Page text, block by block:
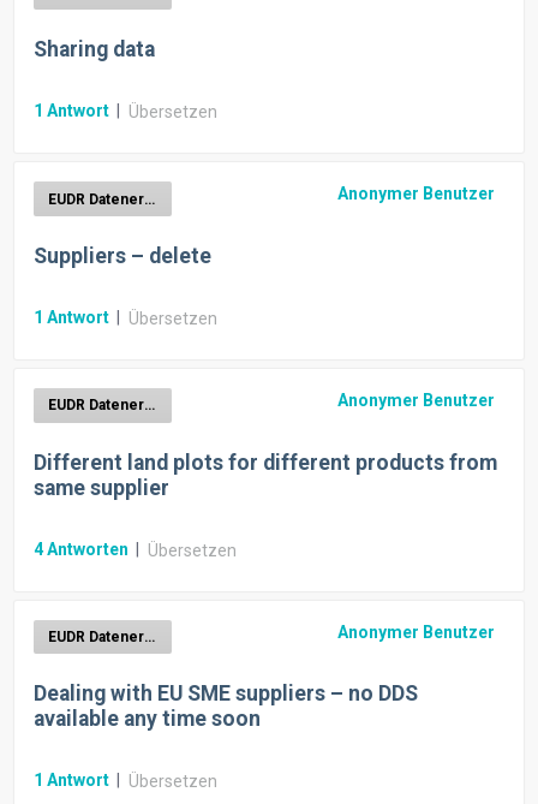
Sharing data
1 Antwort Übersetzen
EUDR Datenerhebung Anonymer Benutzer
Suppliers – delete
1 Antwort Übersetzen
EUDR Datenerhebung Anonymer Benutzer
Different land plots for different products from
same supplier
4Antworten Übersetzen
EUDR Datenerhebung Anonymer Benutzer
Dealing with EU SME suppliers – no DDS
available any time soon
1 Antwort Übersetzen